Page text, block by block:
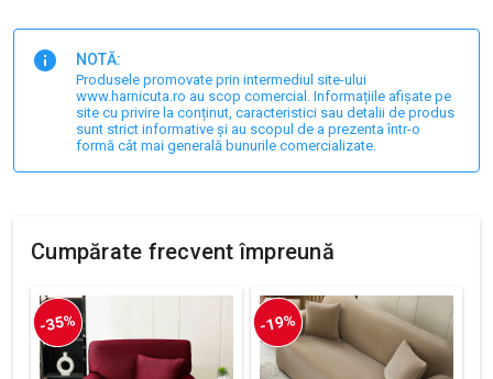
NOTĂ:
Produsele promovate prin intermediul site-ului
www.harnicuta.ro au scop comercial. Informațiile afișate pe
site cu privire la conținut, caracteristici sau detalii de produs
sunt strict informative și au scopul de a prezenta într-o
formă cât mai generală bunurile comercializate.
Cumpărate frecvent împreună
-35% -19%